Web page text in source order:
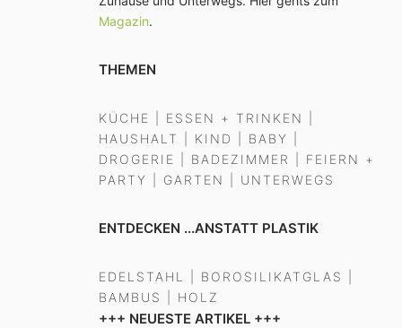
Magazin.
THEMEN
KÜCHE ESSEN + TRINKEN
HAUSHALT
KIND BABY
DROGERIE
BADEZIMMER
FEIERN +
PARTY
GARTEN UNTERWEGS
ENTDECKEN ...ANSTATT PLASTIK
EDELSTAHL BOROSILIKATGLAS
BAMBUS
HOLZ
+++ NEUESTE ARTIKEL +++